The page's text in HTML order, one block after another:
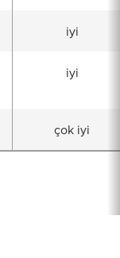
iyi
iyi
çok iyi